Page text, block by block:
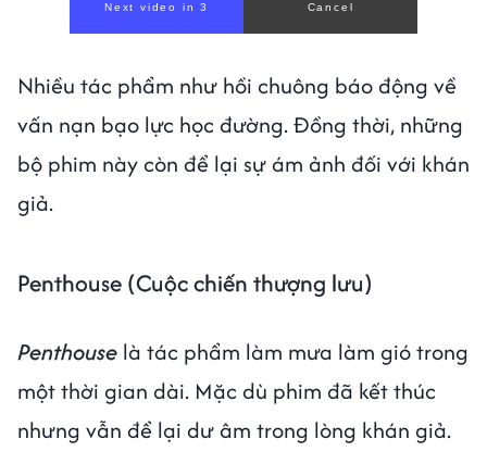
Next video in 1 Cancel
Nhiều tác phẩm như hồi chuông báo động về
vấn nạn bạo lực học đường. Đồng thời, những
bộ phim này còn để lại sự ám ảnh đối với khán
giả.
Penthouse (Cuộc chiến thượng lưu)
Penthouse là tác phẩm làm mưa làm gió trong
một thời gian dài. Mặc dù phim đã kết thúc
nhưng vẫn để lại dư âm trong lòng khán giả.